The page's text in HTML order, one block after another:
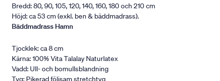
Bredd: 80, 90, 105, 120, 140, 160, 180 och 210 cm
Höjd: ca 53 cm (exkl. ben & bäddmadrass).
Bäddmadrass Hamn
Tjocklek: ca 8 cm
Kärna: 100% Vita Talalay Naturlatex
Vadd: Ull- och bomullsblandning
Tyg: Pikerad följsam stretchtyg